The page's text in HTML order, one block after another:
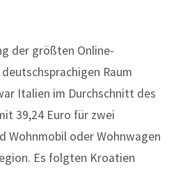
der größten Online-
Raum
Italien im Durchschnitt des
39,24 Euro für zwei
Wohnmobil oder Wohnwagen
Es folgten Kroatien